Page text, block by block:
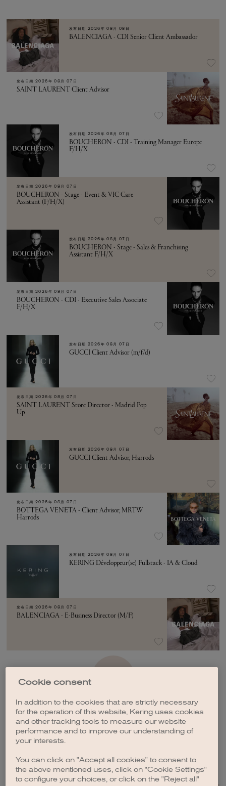
发布日期 2026年 08月 08日
BALENCIAGA - CDI Senior Client Ambassador
发布日期 2026年 08月 07日
SAINT LAURENT Client Advisor
发布日期 2026年 08月 07日
BOUCHERON - CDI - Training Manager Europe
F/H/X
发布日期 2026年 08月 07日
BOUCHERON - Stage - Event & VIC Care
Assistant (F/H/X)
发布日期 2026年 08月 07日
BOUCHERON - Stage - Sales & Franchising
Assistant F/H/X
发布日期 2026年 08月 07日
BOUCHERON - CDI - Executive Sales Associate
F/H/X
发布日期 2026年 08月 07日
GUCCI Client Advisor (m/f/d)
发布日期 2026年 08月 07日
SAINT LAURENT Store Director - Madrid Pop
Up
发布日期 2026年 08月 07日
GUCCI Client Advisor, Harrods
发布日期 2026年 08月 07日
BOTTEGA VENETA - Client Advisor, MRTW
Harrods
发布日期 2026年 08月 07日
KERING Développeur(se) Fullstack - IA & Cloud
发布日期 2026年 08月 07日
BALENCIAGA - E-Business Director (M/F)
Cookie consent
In addition to the cookies that are strictly necessary
for the operation of this website, Kering uses cookies
and other tracking tools to measure our website
performance and to improve our understanding of
your interests.
You can click on "Accept all cookies" to consent to
the above mentioned uses, click on "Cookie Settings"
to configure your choices, or click on the "Reject all"